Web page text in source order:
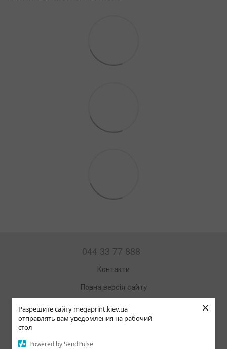
Разрешите сайту megaprint.kiev.ua
отправлять вам уведомления на рабочий
стол
Powered by SendPulse
×
044 33 77 888
Контакти
Повна версія сайту
Мапа сайту
© 2002—2026